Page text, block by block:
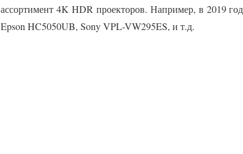
ассортимент 4K HDR проекторов. Например, в 2019
Epson HC5050UB, Sony VPL-VW295ES, и т.д.